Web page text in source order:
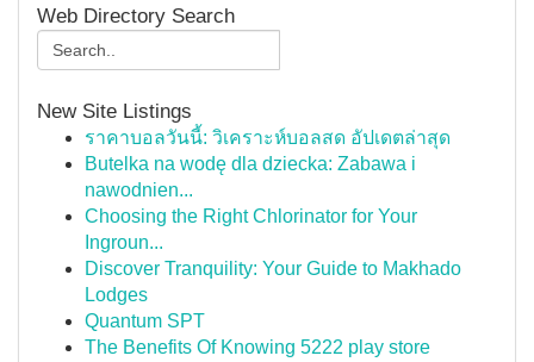
Web Directory Search
New Site Listings
ราคาบอลวันนี้: วิเคราะห์บอลสด อัปเดตล่าสุด
Butelka na wodę dla dziecka: Zabawa i
nawodnien...
Choosing the Right Chlorinator for Your
Ingroun...
Discover Tranquility: Your Guide to Makhado
Lodges
Quantum SPT
The Benefits Of Knowing 5222 play store